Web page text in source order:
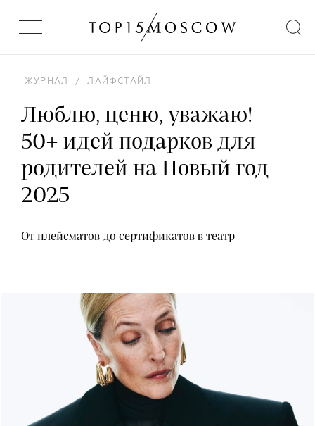
ЖУРНАЛ / ЛАЙФСТАЙЛ
Люблю, ценю, уважаю!
50+ идей подарков для
родителей на Новый год
2025
От плейсматов до сертификатов в театр